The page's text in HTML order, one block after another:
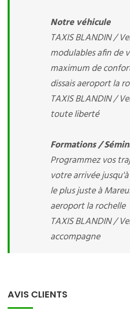
Notre véhicule
TAXIS BLANDIN /
modulables afin de
maximum de
dissais aeroport la
TAXIS BLANDIN /
toute liberté
Formations /
Programmez vos
votre arrivée
le plus juste à
aeroport la rochelle
TAXIS BLANDIN /
accompagne
AVIS CLIENTS